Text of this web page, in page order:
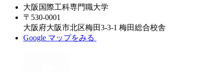
大阪国際工科専門職大学
〒530-0001
大阪府⼤阪市北区梅⽥3-3-1 梅田総合校舎
Google マップをみる